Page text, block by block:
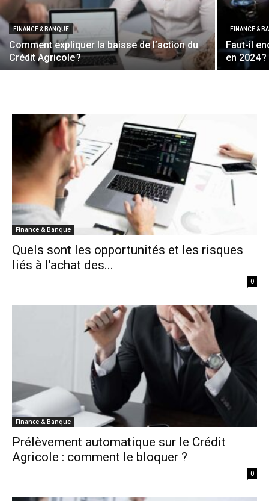
FINANCE & BANQUE
Comment expliquer la baisse de l’action du
Crédit Agricole ?
FINANCE &
Faut-il
en 2024 ?
Finance & Banque
Quels sont les opportunités et les risques
liés à l’achat des...
0
Finance & Banque
Prélèvement automatique sur le Crédit
Agricole : comment le bloquer ?
0